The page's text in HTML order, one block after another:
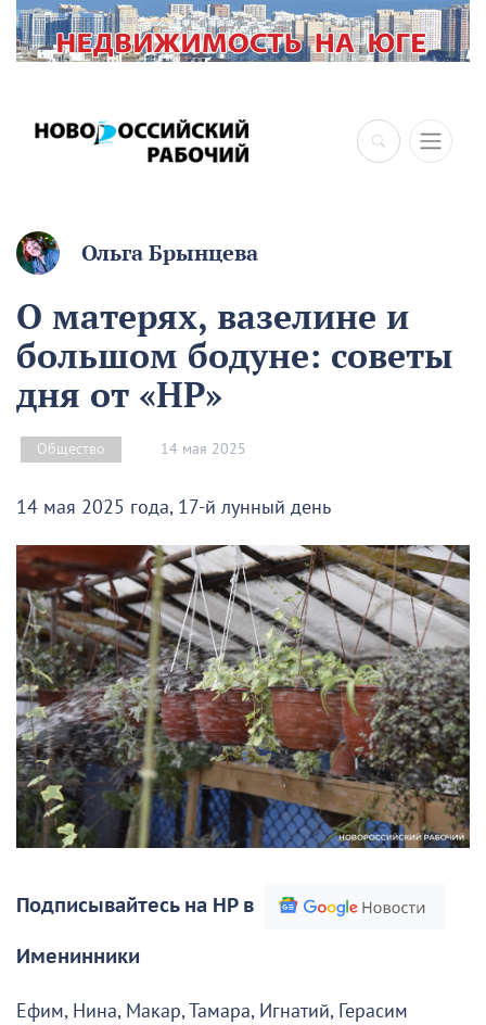
×
Ольга Брынцева
О матерях, вазелине и
большом бодуне: советы
дня от «НР»
Общество 14 мая 2025
14 мая 2025 года, 17-й лунный день
Подписывайтесь на НР в
Именинники
Ефим, Нина, Макар, Тамара, Игнатий, Герасим